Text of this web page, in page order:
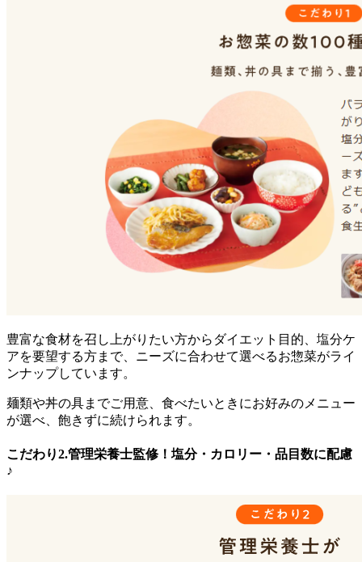
豊富な食材を召し上がりたい方からダイエット目的、塩分ケ
アを要望する方まで、ニーズに合わせて選べるお惣菜がライ
ンナップしています。
麺類や丼の具までご用意、食べたいときにお好みのメニュー
が選べ、飽きずに続けられます。
こだわり2.管理栄養士監修！塩分・カロリー・品目数に配慮
♪